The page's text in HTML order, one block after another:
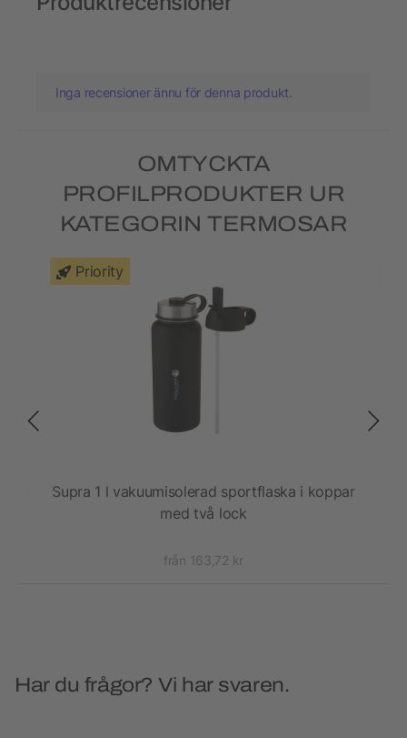
Inga recensioner ännu för denna produkt.
OMTYCKTA
PROFILPRODUKTER UR
KATEGORIN TERMOSAR
Priority
Supra 1 l vakuumisolerad sportflaska i koppar
med två lock
från 163,72 kr
Har du frågor? Vi har svaren.